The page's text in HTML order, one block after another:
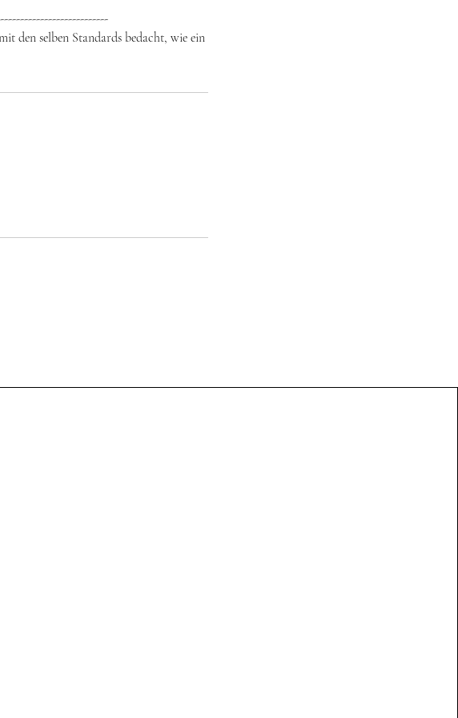
den selben Standards bedacht, wie ein